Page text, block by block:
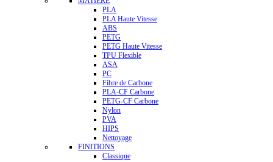
PLA
PLA Haute Vitesse
ABS
PETG
PETG Haute Vitesse
TPU Flexible
ASA
PC
Fibre de Carbone
PLA-CF Carbone
PETG-CF Carbone
Nylon
PVA
HIPS
Nettoyage
FINITIONS
Classique